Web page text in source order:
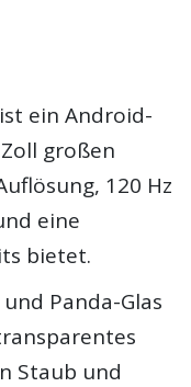
ein Android-
großen
120 Hz
eine
bietet.
Panda-Glas
Staub und